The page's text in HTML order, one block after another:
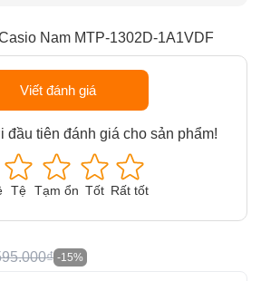
Nam MTP-1302D-1A1VDF
Viết đánh giá
tiên đánh giá cho sản phẩm!
Tệ Tạm ổn Tốt Rất tốt
-15%